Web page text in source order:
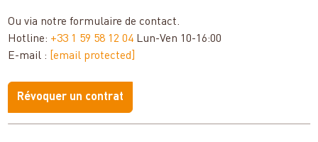
Ou via notreformulaire de contact.
Hotline: +33 1 59 58 12 04 Lun-Ven 10-16:00
E-mail :
[email protected]
Révoquer un contrat